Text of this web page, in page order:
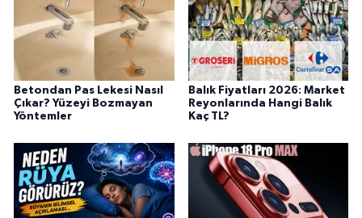
Betondan Pas Lekesi Nasıl
Çıkar? Yüzeyi Bozmayan
Yöntemler
Balık Fiyatları 2026: Market
Reyonlarında Hangi Balık
Kaç TL?